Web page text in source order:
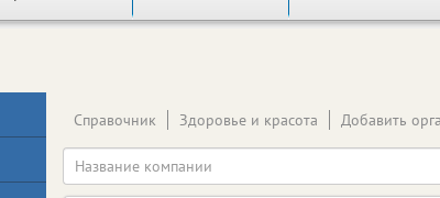
Справочник Здоровье и красота Добавить